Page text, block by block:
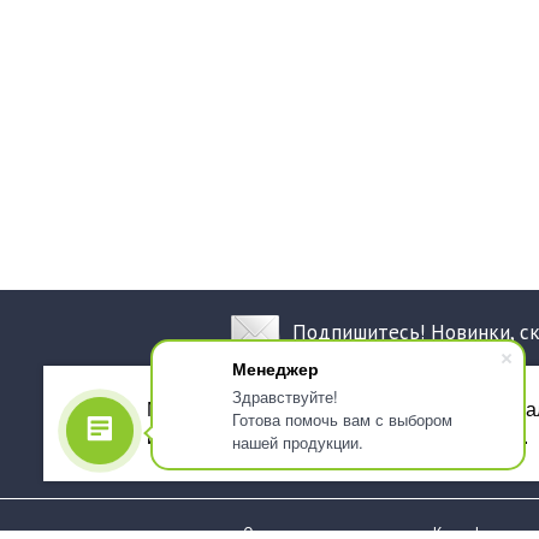
Менеджер
Здравствуйте!
Готова помочь вам с выбором
нашей продукции.
Подпишитесь! Новинки,
О компании Как оформить
Мы используем файлы cookie, для
использованием сервиса Яндекс.Метрика.